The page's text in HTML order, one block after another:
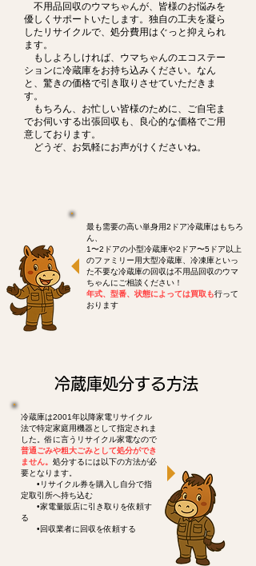
不用品回収のウマちゃんが、皆様のお悩みを
優しくサポートいたします。独自の工夫を凝ら
したリサイクルで、処分費用はぐっと抑えられ
ます。
もしよろしければ、ウマちゃんのエコステー
ションに冷蔵庫をお持ち込みください。なん
と、驚きの価格で引き取りさせていただきま
す。
もちろん、お忙しい皆様のために、ご自宅ま
でお伺いする出張回収も、良心的な価格でご用
意しております。
どうぞ、お気軽にお声がけくださいね。
最も需要の高い単身用2ドア冷蔵庫はもちろ
ん、
1〜2ドアの小型冷蔵庫や2ドア〜5ドア以上
のファミリー用大型冷蔵庫、冷凍庫といっ
た不要な冷蔵庫の回収は不用品回収のウマ
ちゃんにご相談ください！
年式、型番、状態によっては買取も行って
おります
冷蔵庫処分する方法
冷蔵庫は2001年以降家電リサイクル
法で特定家庭用機器として指定されま
した。俗に言うリサイクル家電なので
普通ごみや粗大ごみとして処分ができ
ません。 処分するには以下の方法が必
要となります。
•リサイクル券を購入し自分で指
定取引所へ持ち込む
•家電量販店に引き取りを依頼す
る
•回収業者に回収を依頼する